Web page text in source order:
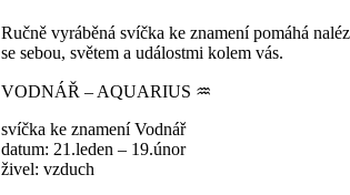
Ručně vyráběná svíčka ke znamení pomáhá
se sebou, světem a událostmi kolem vás.
VODNÁŘ – AQUARIUS ♒
svíčka ke znamení Vodnář
datum: 21.leden – 19.únor
živel: vzduch